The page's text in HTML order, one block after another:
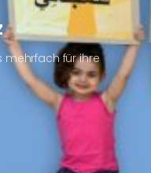
mehrfach für ihre